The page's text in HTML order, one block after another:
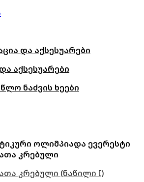
და აქსესუარები
აქსესუარები
ნაძვის ხეები
ოლიმპიადა ევერესტი
კრებული
კრებული (ნაწილი I)